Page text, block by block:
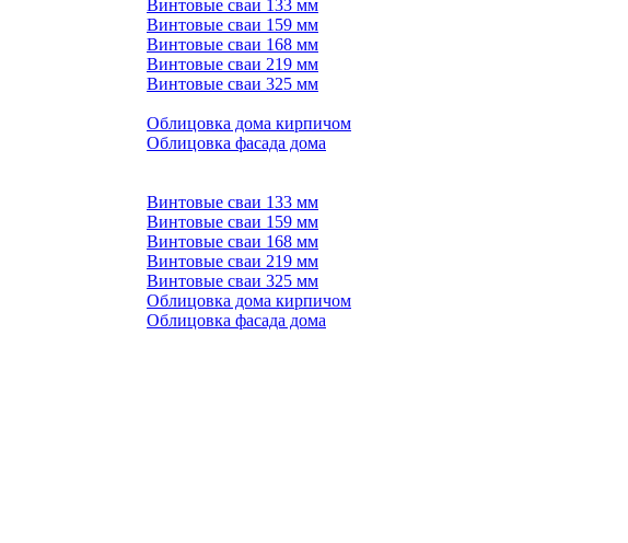
Винтовые сваи 133 мм
Винтовые сваи 159 мм
Винтовые сваи 168 мм
Винтовые сваи 219 мм
Винтовые сваи 325 мм
Облицовка дома кирпичом
Облицовка фасада дома
Винтовые сваи 133 мм
Винтовые сваи 159 мм
Винтовые сваи 168 мм
Винтовые сваи 219 мм
Винтовые сваи 325 мм
Облицовка дома кирпичом
Облицовка фасада дома